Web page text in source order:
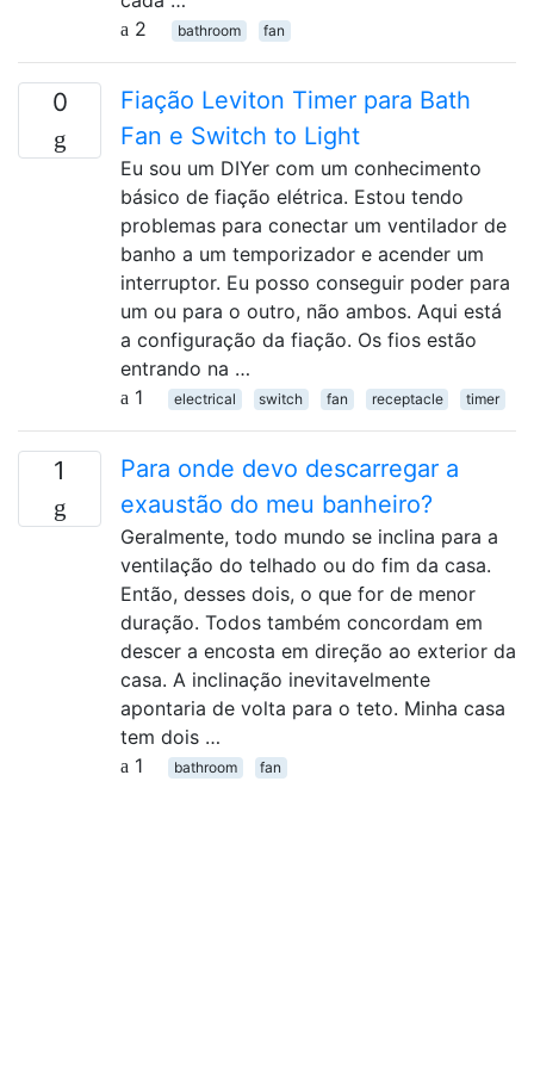
2
bathroom fan
0
Fiação Leviton Timer para Bath
Fan e Switch to Light
Eu sou um DIYer com um conhecimento
básico de fiação elétrica. Estou tendo
problemas para conectar um ventilador de
banho a um temporizador e acender um
interruptor. Eu posso conseguir poder para
um ou para o outro, não ambos. Aqui está
a configuração da fiação. Os fios estão
entrando na …
1
electrical switch fan receptacle timer
1
Para onde devo descarregar a
exaustão do meu banheiro?
Geralmente, todo mundo se inclina para a
ventilação do telhado ou do fim da casa.
Então, desses dois, o que for de menor
duração. Todos também concordam em
descer a encosta em direção ao exterior da
casa. A inclinação inevitavelmente
apontaria de volta para o teto. Minha casa
tem dois …
1
bathroom fan